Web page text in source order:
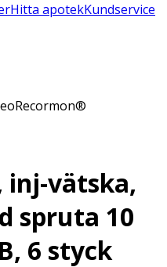
Hitta apotekKundservice
inj-vätska,
spruta 10
6 styck